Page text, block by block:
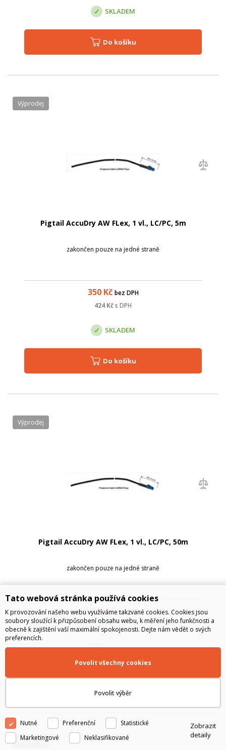
SKLADEM
Do košíku
Pigtail AccuDry AW FLex, 1 vl., LC/PC, 5m
zakončen pouze na jedné straně
350Kč bez DPH
424 Kčs DPH
Výprodej
SKLADEM
Do košíku
Pigtail AccuDry AW FLex, 1 vl., LC/PC, 50m
zakončen pouze na jedné straně
1 200Kč bez DPH
1 452Kč s DPH
Výprodej
SKLADEM
Do košíku
Výprodej
Tato webová stránka používá cookies
K provozování našeho webu využíváme takzvané cookies. Cookies jsou
soubory sloužící k přizpůsobení obsahu webu, k měření jeho funkčnosti a
obecně k zajištění vaší maximální spokojenosti. Dejte nám vědět o svých
preferencích.
Povolit výběr
Povolit všechny cookies
Nutné Preferenční
Statistické
Marketingové
Neklasifikované
Zobrazit
detaily